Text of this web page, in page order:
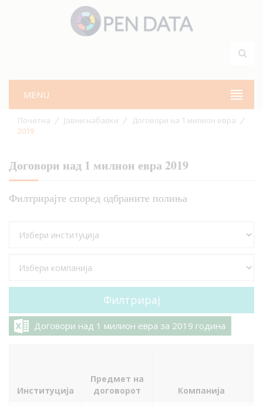
MENU
Почетна Јавни набавки
Договори на 1 милион евра
2019
Договори над 1 милион евра 2019
Филтрирајте според одбраните полиња
Договори над 1 милион евра за 2019 година
Институција
Предмет на
договорот
Компанија